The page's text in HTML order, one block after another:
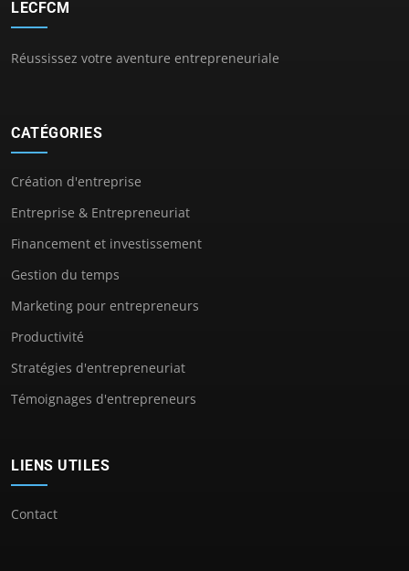
LECFCM
Réussissez votre aventure entrepreneuriale
CATÉGORIES
Création d'entreprise
Entreprise & Entrepreneuriat
Financement et investissement
Gestion du temps
Marketing pour entrepreneurs
Productivité
Stratégies d'entrepreneuriat
Témoignages d'entrepreneurs
LIENS UTILES
Contact